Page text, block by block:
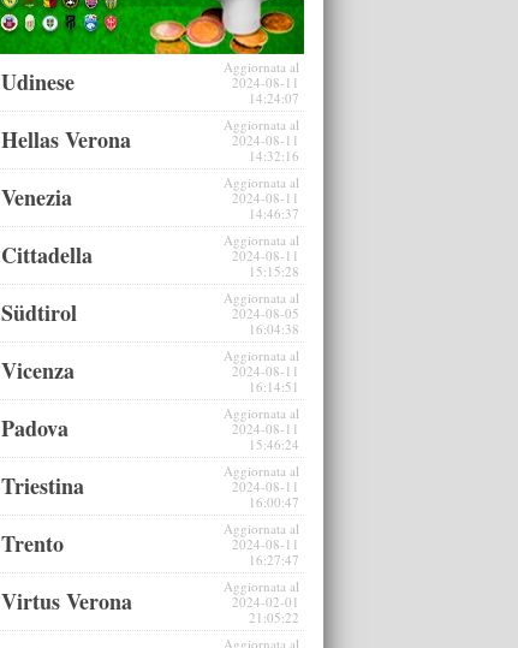
Udinese
Aggiornata al
2024-08-11
14:24:07
Hellas Verona
Aggiornata al
2024-08-11
14:32:16
Venezia
Aggiornata al
2024-08-11
14:46:37
Cittadella
Aggiornata al
2024-08-11
15:15:28
Südtirol
Aggiornata al
2024-08-05
16:04:38
Vicenza
Aggiornata al
2024-08-11
16:14:51
Padova
Aggiornata al
2024-08-11
15:46:24
Triestina
Aggiornata al
2024-08-11
16:00:47
Trento
Aggiornata al
2024-08-11
16:27:47
Virtus Verona
Aggiornata al
2024-02-01
21:05:22
Aggiornata al